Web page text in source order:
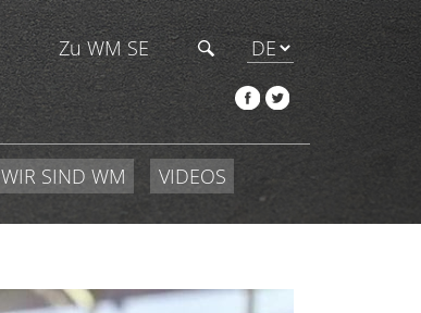
Zu WM SE
WIR SIND WM VIDEOS